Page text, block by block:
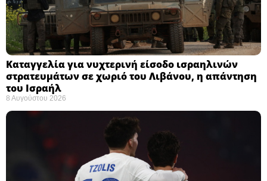
Καταγγελία για νυχτερινή είσοδο ισραηλινών
στρατευμάτων σε χωριό του Λιβάνου, η απάντηση
του Ισραήλ
8 Αυγούστου 2026